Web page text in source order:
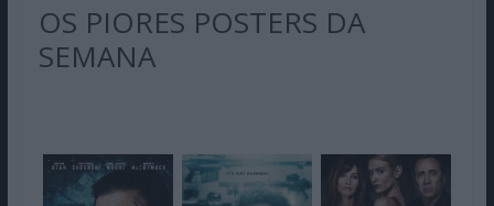
OS PIORES POSTERS DA
SEMANA